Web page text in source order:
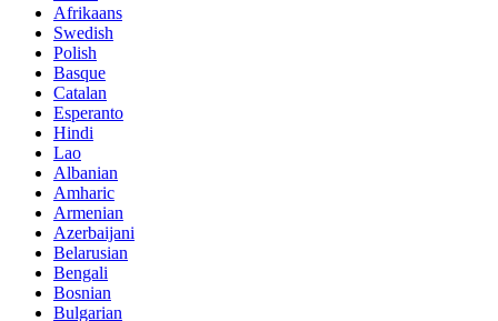
Afrikaans
Swedish
Polish
Basque
Catalan
Esperanto
Hindi
Lao
Albanian
Amharic
Armenian
Azerbaijani
Belarusian
Bengali
Bosnian
Bulgarian